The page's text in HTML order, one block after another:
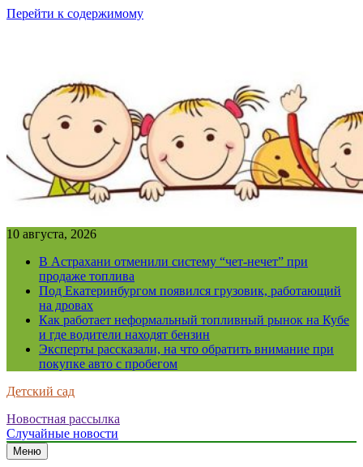
Перейти к содержимому
10 августа, 2026
В Астрахани отменили систему “чет-нечет” при
продаже топлива
Под Екатеринбургом появился грузовик, работающий
на дровах
Как работает неформальный топливный рынок на Кубе
и где водители находят бензин
Эксперты рассказали, на что обратить внимание при
покупке авто с пробегом
Детский сад
Новостная рассылка
Случайные новости
Меню